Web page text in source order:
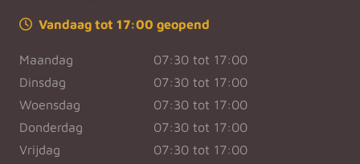
Vandaag tot 17:00 geopend
Maandag
07:30 tot 17:00
Dinsdag
07:30 tot 17:00
Woensdag
07:30 tot 17:00
Donderdag
07:30 tot 17:00
Vrijdag
07:30 tot 17:00